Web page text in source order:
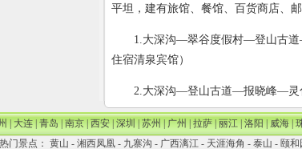
平坦，建有旅馆、餐馆、百货商店、邮
1.大深沟—翠谷度假村—登山古道—
住宿清泉宾馆）
2.大深沟—登山古道—报晓峰—灵化
|大连|青岛|南京|西安|深圳|苏州|广州|拉萨|丽江|洛阳|威海|
热门景点： 黄山 - 湘西凤凰- 九寨沟 - 广西漓江- 天涯海角 - 泰山 - 颐和